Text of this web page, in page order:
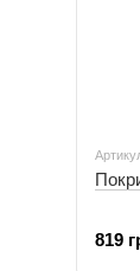
819